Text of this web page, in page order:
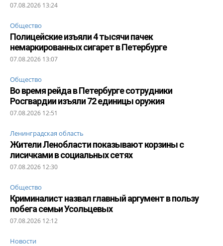
07.08.2026 13:24
Общество
Полицейские изъяли 4 тысячи пачек
немаркированных сигарет в Петербурге
07.08.2026 13:07
Общество
Во время рейда в Петербурге сотрудники
Росгвардии изъяли 72 единицы оружия
07.08.2026 12:51
Ленинградская область
Жители Ленобласти показывают корзины с
лисичками в социальных сетях
07.08.2026 12:30
Общество
Криминалист назвал главный аргумент в пользу
побега семьи Усольцевых
07.08.2026 12:12
Новости